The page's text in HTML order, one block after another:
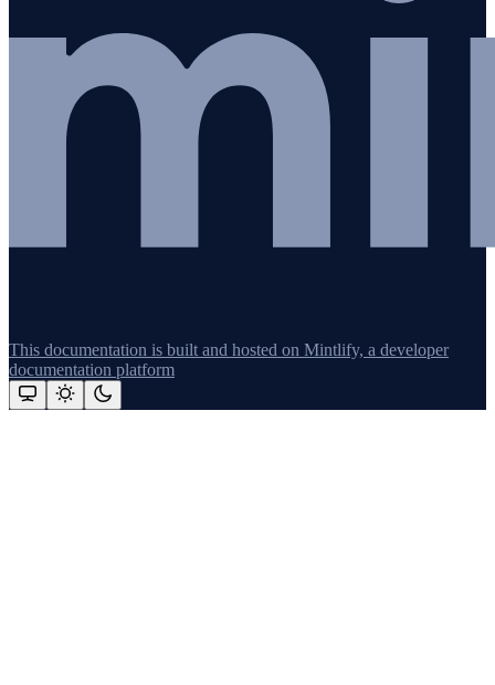
This documentation is built and hosted on Mintlify, a developer
documentation platform